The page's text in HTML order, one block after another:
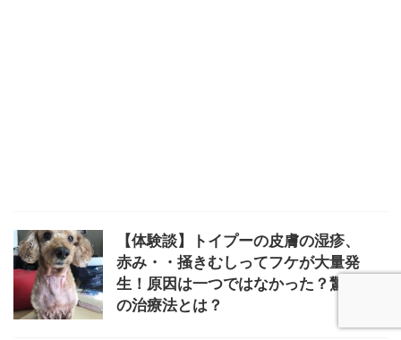
【体験談】トイプーの皮膚の湿疹、
赤み・・掻きむしってフケが大量発
生！原因は一つではなかった？驚き
の治療法とは？